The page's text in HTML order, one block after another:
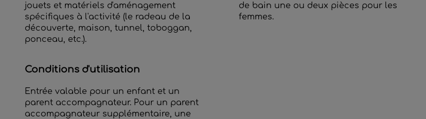
jouets et matériels d'aménagement
spécifiques à l'activité (le radeau de la
découverte, maison, tunnel, toboggan,
ponceau, etc.).
de bain une ou deux pièces pour les
femmes.
Conditions d'utilisation
Entrée valable pour un enfant et un
parent accompagnateur. Pour un parent
accompagnateur supplémentaire, une